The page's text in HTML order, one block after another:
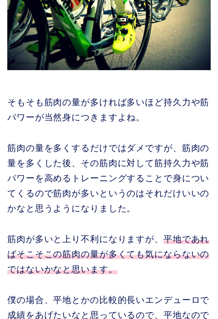
そもそも筋肉の量が多ければ多いほど持久力や筋
パワーが当然身につきますよね。
筋肉の量を多くするだけではダメですが、筋肉の
量を多くした後、その筋肉に対して筋持久力や筋
パワーを高めるトレーニングすることで身につい
てくるので筋肉が多いというのはそれだけいいの
かなと思うようになりました。
筋肉が多いと上り不利になりますが、 平地であれ
ばそこそこの筋肉の量が多くても気にならないの
ではないかなと思います。
僕の場合、平地とかの比較的長いエンデューロで
成績をあげたいなと思っているので、平地なので